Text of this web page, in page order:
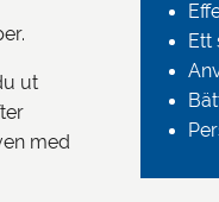
ut
med
Ett